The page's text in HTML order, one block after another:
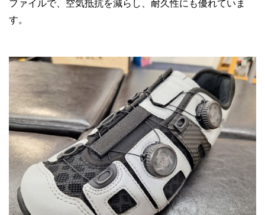
ファイルで、空気抵抗を減らし、耐久性にも優れていま
す。